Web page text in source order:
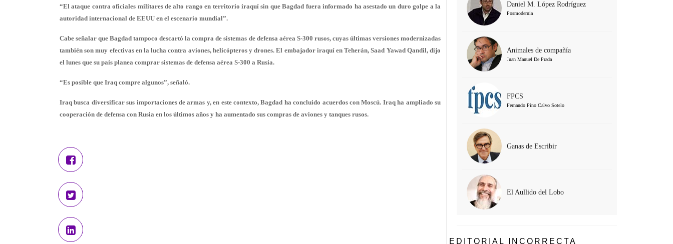
“El ataque contra oficiales militares de alto rango en territorio iraquí sin que Bagdad fuera informado ha asestado un duro golpe a la
autoridad internacional de EEUU en el escenario mundial”.
Cabe señalar que Bagdad tampoco descartó la compra de sistemas de defensa aérea S-300 rusos, cuyas últimas versiones modernizadas
también son muy efectivas en la lucha contra aviones, helicópteros y drones. El embajador iraquí en Teherán, Saad Yawad Qandil, dijo
el lunes que su país planea comprar sistemas de defensa aérea S-300 a Rusia.
“Es posible que Iraq compre algunos”, señaló.
Iraq busca diversificar sus importaciones de armas y, en este contexto, Bagdad ha concluido acuerdos con Moscú. Iraq ha ampliado su
cooperación de defensa con Rusia en los últimos años y ha aumentado sus compras de aviones y tanques rusos.
Daniel M. López Rodríguez
Posmodernia
Animales de compañía
Juan Manuel De Prada
FPCS
Fernando Pino Calvo Sotelo
Ganas de Escribir
El Aullido del Lobo
EDITORIAL INCORRECTA